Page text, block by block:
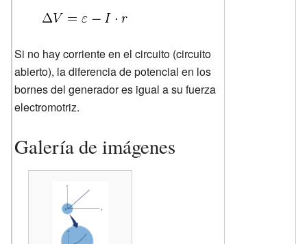
Si no hay corriente en el circuito (circuito
abierto), la diferencia de potencial en los
bornes del generador es igual a su fuerza
electromotriz.
Galería de imágenes